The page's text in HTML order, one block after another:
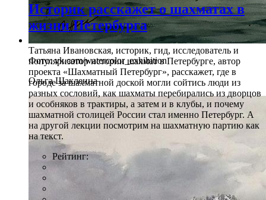
Фото: vk.com/watercolor_exhibition
Ольга Шаклеина
Историк расскажет о шахматах в
жизни Петербурга
Татьяна Ивановская, историк, гид, исследователь и
популяризатор истории шахмат в Петербурге, автор
проекта «Шахматный Петербург», расскажет, где в
городе за шахматной доской могли сойтись люди из
разных сословий, как шахматы перебирались из дворцов
и особняков в трактиры, а затем и в клубы, и почему
шахматной столицей России стал именно Петербург. А
на другой лекции посмотрим на шахматную партию как
на текст.
Рейтинг: